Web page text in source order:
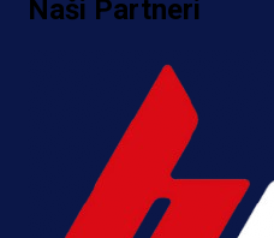
Naši Partneri